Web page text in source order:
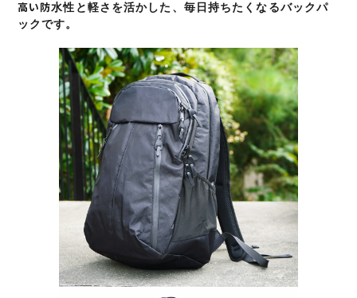
高い防水性と軽さを活かした、毎日持ちたくなるバックパ
ックです。